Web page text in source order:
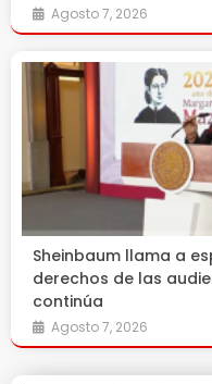
Agosto 7, 2026
Sheinbaum llama a
derechos de las
continúa
Agosto 7, 2026